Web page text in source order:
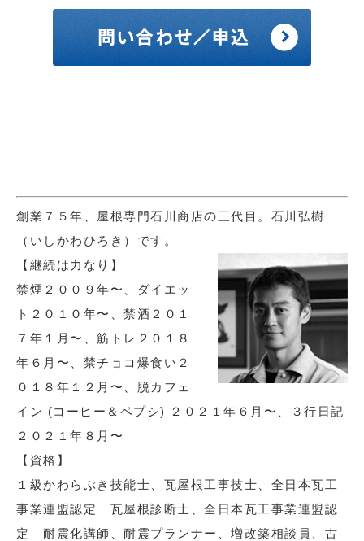
創業７５年、屋根専門石川商店の三代目。石川弘樹
（いしかわひろき）です。
【継続は力なり】
禁煙２００９年〜、ダイエッ
ト２０１０年〜、禁酒２０１
７年１月〜、筋トレ２０１８
年６月〜、禁チョコ爆食い２
０１８年１２月〜、脱カフェ
イン (コーヒー＆ペプシ) ２０２１年６月〜、３行日記
２０２１年８月〜
【資格】
１級かわらぶき技能士、瓦屋根工事技士、全日本瓦工
事業連盟認定 瓦屋根診断士、全日本瓦工事業連盟認
定 耐震化講師、耐震プランナー、増改築相談員、古